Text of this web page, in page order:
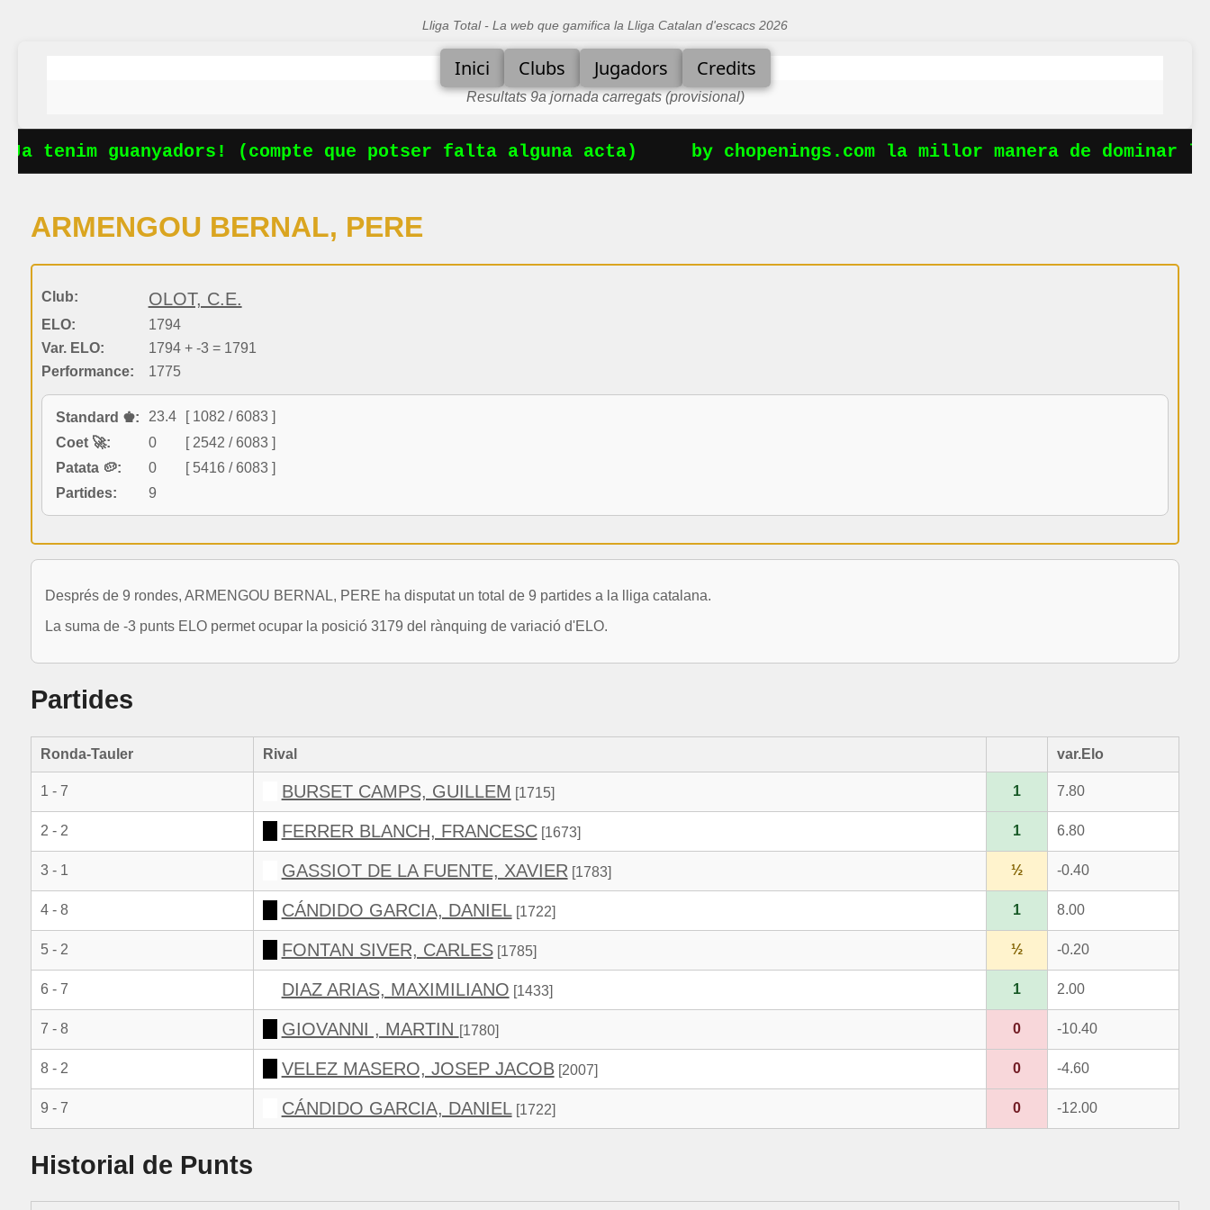
Lliga Total - La web que gamifica la Lliga Catalan d'escacs 2026
Inici Clubs Jugadors Credits
Resultats 9a jornada carregats (provisional)
tenim guanyadors! (compte que potser falta alguna acta) by chopenings.com la millor manera de dominar
ARMENGOU BERNAL, PERE
Club: OLOT, C.E.
ELO:
1794
Var. ELO:
1794 + -3 = 1791
Performance:
1775
Standard ♚: 23.4
[ 1082 / 6083 ]
Coet 🚀:
0
[ 2542 / 6083 ]
Patata 🥔:
0
[ 5416 / 6083 ]
Partides:
9
Després de 9 rondes, ARMENGOU BERNAL, PERE ha disputat un total de 9 partides a la lliga catalana.
La suma de -3 punts ELO permet ocupar la posició 3179 del rànquing de variació d'ELO.
Partides
Ronda-Tauler Rival var.Elo
1 - 7 BURSET CAMPS, GUILLEM [1715] 1 7.80
2 - 2 FERRER BLANCH, FRANCESC[1673] 1 6.80
3 - 1 GASSIOT DE LA FUENTE, XAVIER [1783] ½ -0.40
4 - 8 CÁNDIDO GARCIA, DANIEL[1722] 1 8.00
5 - 2 FONTAN SIVER, CARLES[1785] ½ -0.20
6 - 7 DIAZ ARIAS, MAXIMILIANO [1433] 1 2.00
7 - 8 GIOVANNI , MARTIN [1780] 0 -10.40
8 - 2 VELEZ MASERO, JOSEP JACOB[2007] 0 -4.60
9 - 7 CÁNDIDO GARCIA, DANIEL[1722] 0 -12.00
Historial de Punts